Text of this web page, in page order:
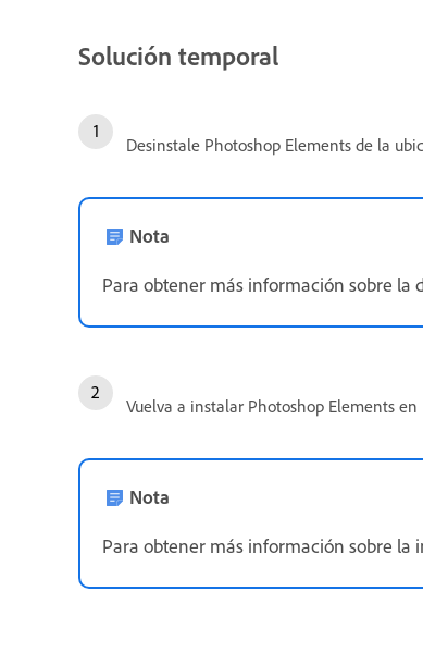
Solución temporal
Desinstale Photoshop Elements de la
Nota
Para obtener más información sobre la
Vuelva a instalar Photoshop Elements
Nota
Para obtener más información sobre la